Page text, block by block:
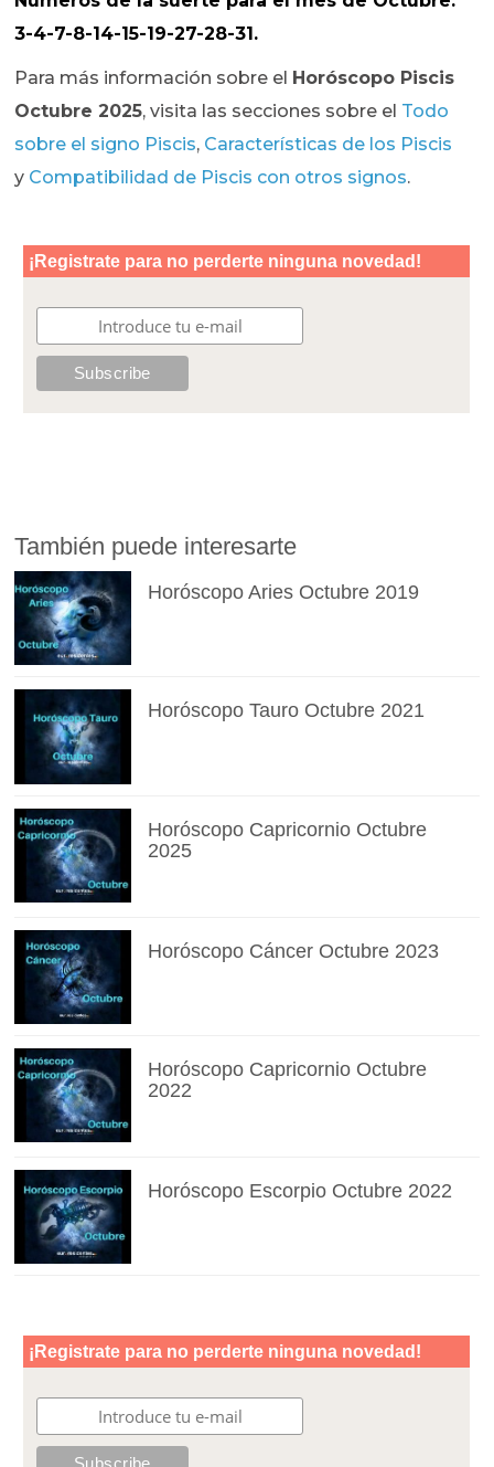
3-4-7-8-14-15-19-27-28-31.
Para más información sobre el Horóscopo Piscis
Octubre 2025, visita las secciones sobre el Todo
sobre el signo Piscis, Características de los Piscis
y Compatibilidad de Piscis con otros signos.
También puede interesarte
Horóscopo Aries Octubre 2019
Horóscopo Tauro Octubre 2021
Horóscopo Capricornio Octubre
2025
Horóscopo Cáncer Octubre 2023
Horóscopo Capricornio Octubre
2022
Horóscopo Escorpio Octubre 2022